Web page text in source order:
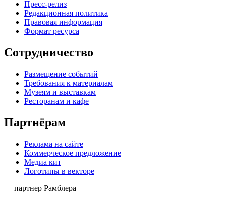
Пресс-релиз
Редакционная политика
Правовая информация
Формат ресурса
Сотрудничество
Размещение событий
Требования к материалам
Музеям и выставкам
Ресторанам и кафе
Партнёрам
Реклама на сайте
Коммерческое предложение
Медиа кит
Логотипы в векторе
— партнер Рамблера